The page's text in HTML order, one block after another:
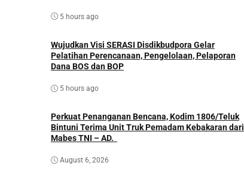
5 hours ago
Wujudkan Visi SERASI Disdikbudpora Gelar
Pelatihan Perencanaan, Pengelolaan, Pelaporan
Dana BOS dan BOP
5 hours ago
Perkuat Penanganan Bencana, Kodim 1806/Teluk
Bintuni Terima Unit Truk Pemadam Kebakaran dari
August 6, 2026